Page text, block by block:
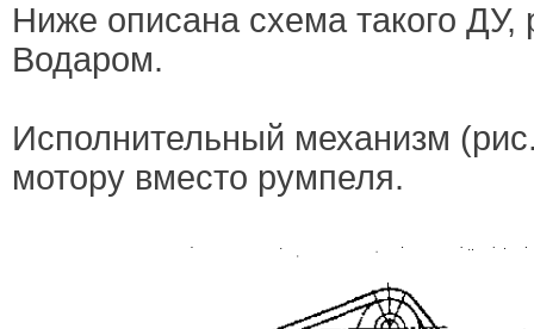
Ниже описана схема такого ДУ,
Водаром.
Исполнительный механизм
мотору вместо румпеля.